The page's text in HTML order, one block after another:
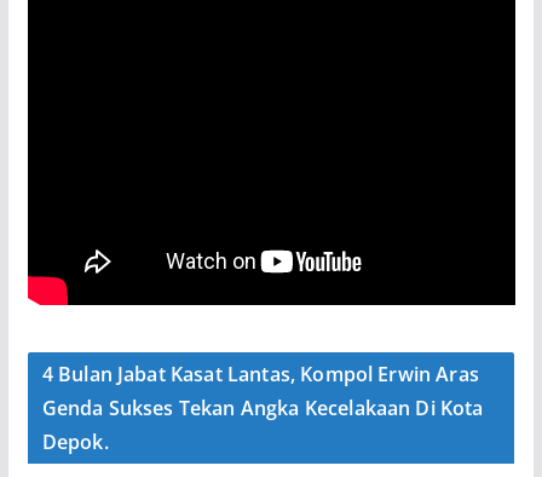
4 Bulan Jabat Kasat Lantas, Kompol Erwin Aras
Genda Sukses Tekan Angka Kecelakaan Di Kota
Depok.